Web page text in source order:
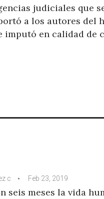
judiciales que
a los autores del
imputó en calidad de
c Feb 23, 2019
seis meses la vida